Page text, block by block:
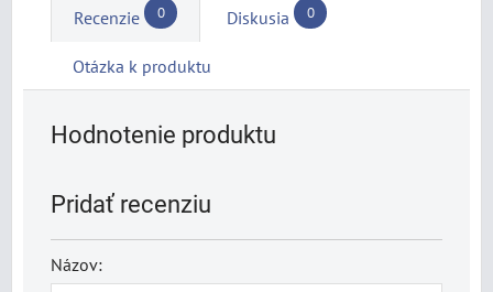
Recenzie 0 Diskusia 0
Otázka k produktu
Hodnotenie produktu
Pridať recenziu
Názov: